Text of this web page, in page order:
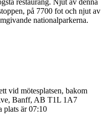
restaurang. Njut av denna
på 7700 fot och njut av
nationalparkerna.
vid mötesplatsen, bakom
Banff, AB T1L 1A7
plats är 07:10